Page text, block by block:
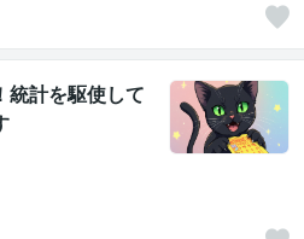
統計を駆使して